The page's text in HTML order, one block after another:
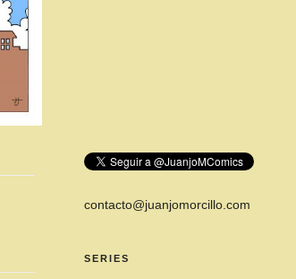
contacto@juanjomorcillo.com
SERIES